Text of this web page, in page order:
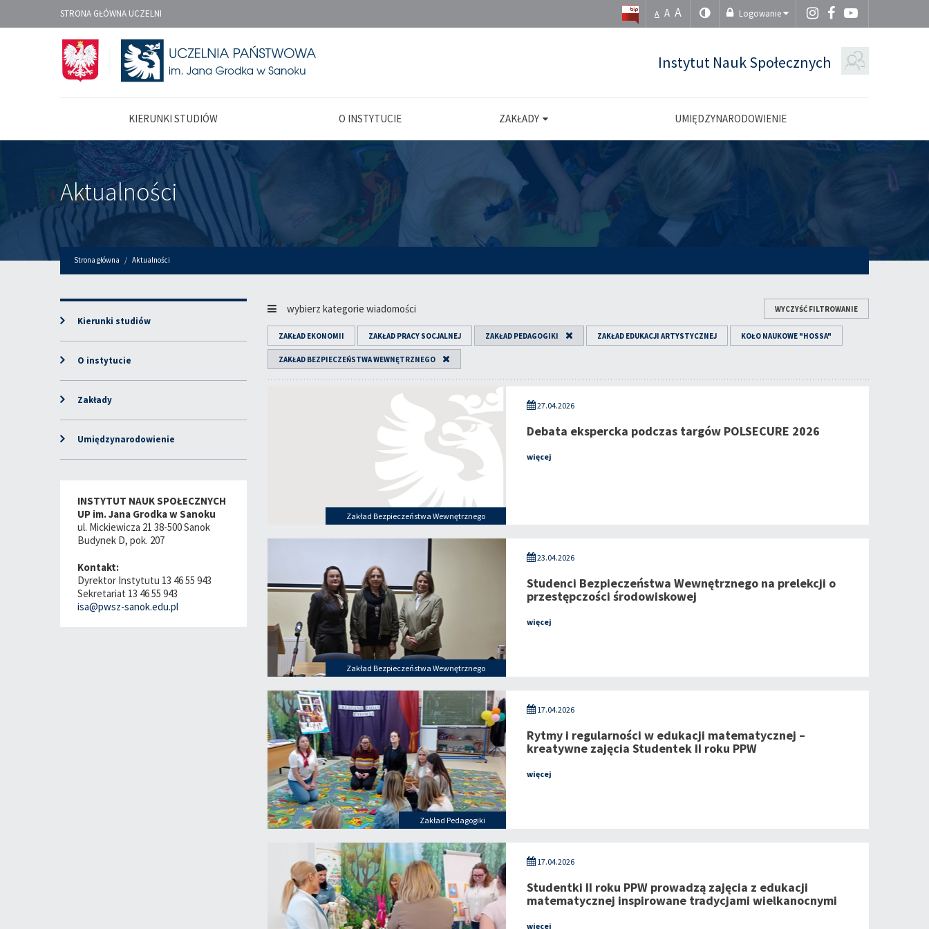
STRONA GŁÓWNA UCZELNI A A A Logowanie
Instytut Nauk Społecznych
KIERUNKI STUDIÓW O INSTYTUCIE ZAKŁADY UMIĘDZYNARODOWIENIE
Aktualności
Strona główna Aktualności
wybierz kategorie wiadomości WYCZYŚĆ FILTROWANIE
ZAKŁAD EKONOMII ZAKŁAD PRACY SOCJALNEJ ZAKŁAD PEDAGOGIKI ZAKŁAD EDUKACJI ARTYSTYCZNEJ KOŁO NAUKOWE "HOSSA"
ZAKŁAD BEZPIECZEŃSTWA WEWNĘTRZNEGO
Zakład Bezpieczeństwa Wewnętrznego
27.04.2026
Debata ekspercka podczas targów POLSECURE 2026
więcej
Zakład Bezpieczeństwa Wewnętrznego
23.04.2026
Studenci Bezpieczeństwa Wewnętrznego na prelekcji o
przestępczości środowiskowej
więcej
Zakład Pedagogiki
17.04.2026
Rytmy i regularności w edukacji matematycznej –
kreatywne zajęcia Studentek II roku PPW
więcej
17.04.2026
Studentki II roku PPW prowadzą zajęcia z edukacji
matematycznej inspirowane tradycjami wielkanocnymi
więcej
Kierunki studiów
O instytucie
Zakłady
Umiędzynarodowienie
INSTYTUT NAUK SPOŁECZNYCH
UP im. Jana Grodka w Sanoku
ul. Mickiewicza 21 38-500 Sanok
Budynek D, pok. 207
Kontakt:
Dyrektor Instytutu 13 46 55 943
Sekretariat 13 46 55 943
isa@pwsz-sanok.edu.pl